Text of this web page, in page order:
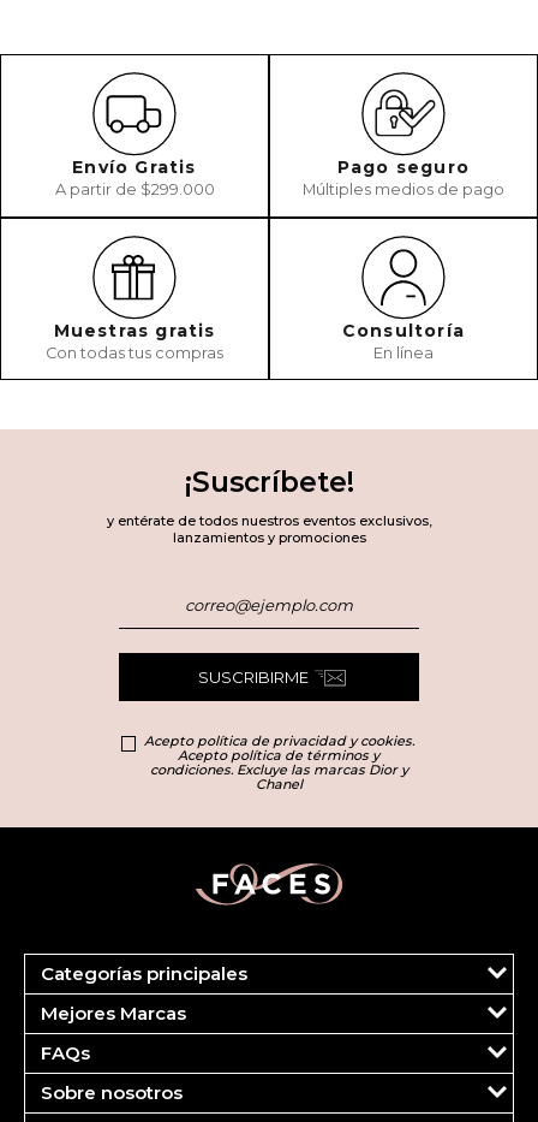
Envío Gratis
A partir de $299.000
Pago seguro
Múltiples medios de pago
Muestras gratis
Con todas tus compras
Consultoría
En línea
¡Suscríbete!
y entérate de todos nuestros eventos exclusivos,
lanzamientos y promociones
SUSCRIBIRME
Acepto política de privacidad y cookies.
Acepto política de términos y
condiciones. Excluye las marcas Dior y
Chanel
Categorías principales
Marcas
Dior
Más Vendidos
Fragancias
Maquillaje
Cuidado del Rostro
Mejores Marcas
Clinique
Estee Lauder
Carolina Herrera
Ver todas las marcas
FAQs
Tu cuenta
Pedidos
Sobre nosotros
¿Quiénes somos?